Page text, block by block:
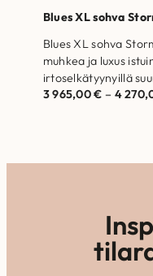
Blues XL sohva
Blues XL sohva
muhkea ja luxus
irtoselkätyynyillä
Suomessa.
3 965,00€ – 4